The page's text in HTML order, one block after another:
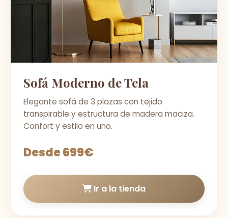
Sofá Moderno de Tela
Elegante sofá de 3 plazas con tejido
transpirable y estructura de madera maciza.
Confort y estilo en uno.
Desde 699€
Ir a la tienda